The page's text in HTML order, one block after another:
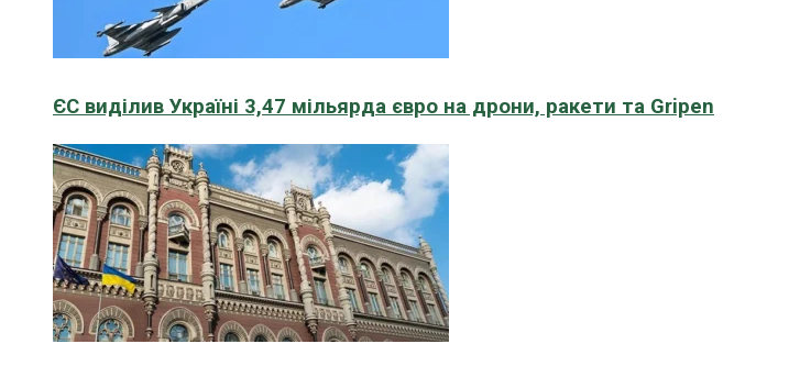
ЄС виділив Україні 3,47 мільярда євро на дрони, ракети та Gripen